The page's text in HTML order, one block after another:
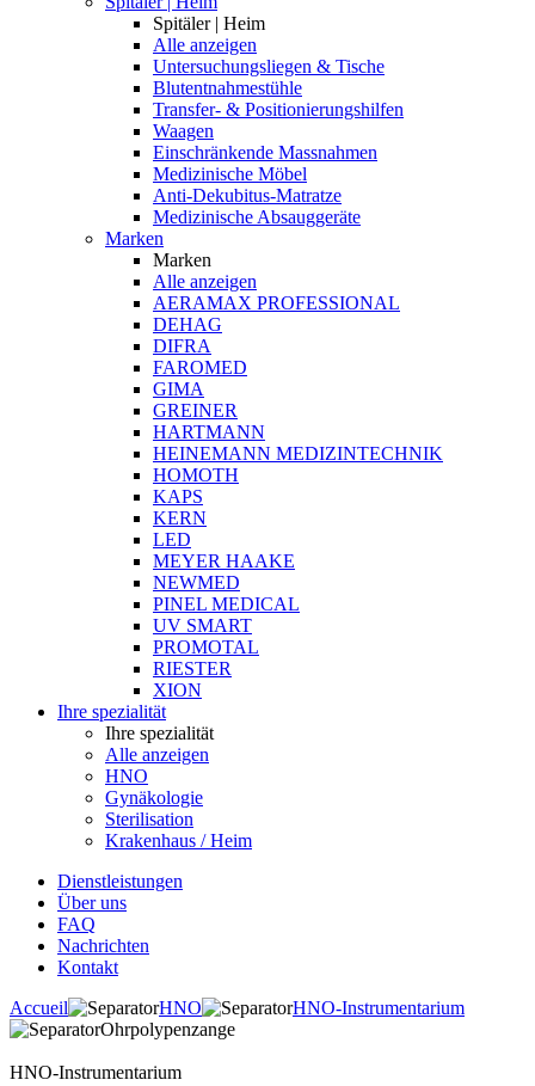
Spitäler | Heim
Alle anzeigen
Untersuchungsliegen & Tische
Blutentnahmestühle
Transfer- & Positionierungshilfen
Waagen
Einschränkende Massnahmen
Medizinische Möbel
Anti-Dekubitus-Matratze
Medizinische Absauggeräte
Marken
Marken
Alle anzeigen
AERAMAX PROFESSIONAL
DEHAG
DIFRA
FAROMED
GIMA
GREINER
HARTMANN
HEINEMANN MEDIZINTECHNIK
HOMOTH
KAPS
KERN
LED
MEYER HAAKE
NEWMED
PINEL MEDICAL
UV SMART
PROMOTAL
RIESTER
XION
Ihre spezialität
Ihre spezialität
Alle anzeigen
HNO
Gynäkologie
Sterilisation
Krakenhaus / Heim
Dienstleistungen
Über uns
FAQ
Nachrichten
Kontakt
Accueil
HNO
HNO-Instrumentarium
Ohrpolypenzange
HNO-Instrumentarium